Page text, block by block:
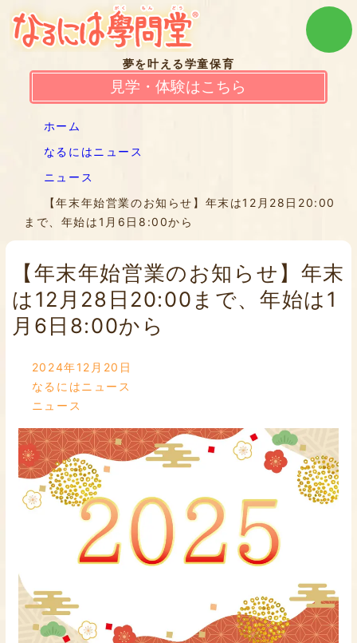
夢を叶える学童保育
見学・体験はこちら
ホーム
なるにはニュース
ニュース
【年末年始営業のお知らせ】年末は12月28日20:00
まで、年始は1月6日8:00から
【年末年始営業のお知らせ】年末
は12月28日20:00まで、年始は1
月6日8:00から
2024年12月20日
なるにはニュース
ニュース